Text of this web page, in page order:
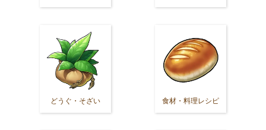
どうぐ・そざい 食材・料理レシピ